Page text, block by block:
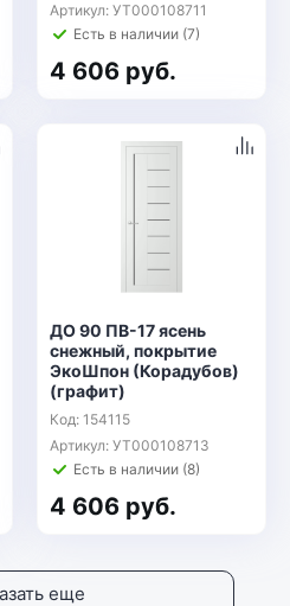
Артикул: УТ000108711
Есть в наличии (7)
4 606 руб.
ДО 90 ПВ-17 ясень
снежный, покрытие
ЭкоШпон (Корадубов)
(графит)
Код: 154115
Артикул: УТ000108713
Есть в наличии (8)
4 606 руб.
еще